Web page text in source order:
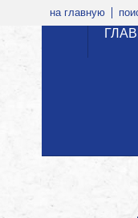
на главную